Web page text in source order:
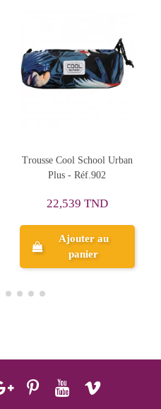
Trousse Plat Must Team 2
Compartiments, Street
Ajouter au
panier